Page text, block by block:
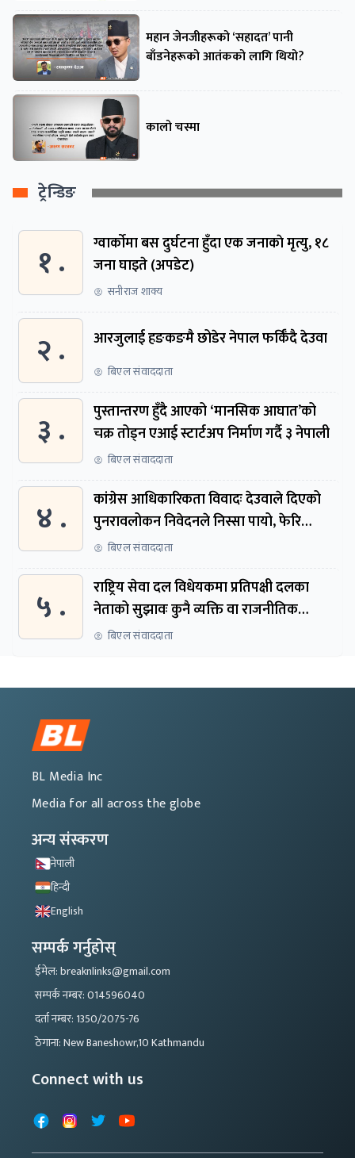
महान जेनजीहरूको ‘सहादत’ पानी
बाँडनेहरूको आतंकको लागि थियो?
कालो चस्मा
ट्रेन्डिङ
१ .
ग्वार्काेमा बस दुर्घटना हुँदा एक जनाकाे मृत्यु, १८
जना घाइते (अपडेट)
सनीराज शाक्य
२ . आरजुलाई हङकङमै छोडेर नेपाल फर्किँदै देउवा
बिएल संवाददाता
३ .
पुस्तान्तरण हुँदै आएको ‘मानसिक आघात’को
चक्र तोड्न एआई स्टार्टअप निर्माण गर्दै ३ नेपाली
बिएल संवाददाता
४ .
कांग्रेस आधिकारिकता विवादः देउवाले दिएको
पुनरावलोकन निवेदनले निस्सा पायो, फेरि
सुरुदेखि सुनुवाइ हुने
बिएल संवाददाता
५ .
राष्ट्रिय सेवा दल विधेयकमा प्रतिपक्षी दलका
नेताको सुझावः कुनै व्यक्ति वा राजनीतिक
नेतृत्वबाट निर्देशित हुने संस्था नबनोस्
बिएल संवाददाता
BL Media Inc
Media for all across the globe
अन्य संस्करण
नेपाली
हिन्दी
English
सम्पर्क गर्नुहोस्
ईमेल: breaknlinks@gmail.com
सम्पर्क नम्बर: 014596040
दर्ता नम्बर: 1350/2075-76
ठेगाना: New Baneshowr,10 Kathmandu
Connect with us
FacebookInstagram
X YouTube